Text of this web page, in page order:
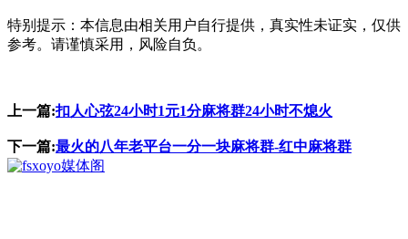
特别提示：本信息由相关用户自行提供，真实性未证实，仅供
参考。请谨慎采用，风险自负。
上一篇:扣人心弦24小时1元1分麻将群24小时不熄火
下一篇:最火的八年老平台一分一块麻将群-红中麻将群
媒体阁